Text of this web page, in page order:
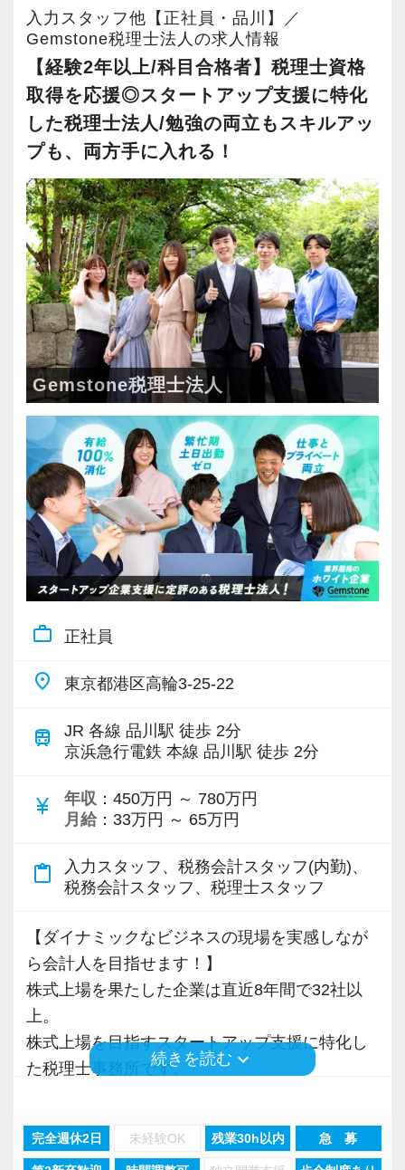
適材適所をモットーに、その人に合った業務を
担当していただき、一人ひとりが大きなやりが
いを持って働き、個人の目標に合わせて成⻑し
てくれることを願っています。
【求職者へのメッセージ】
人を大事に育てるカルチャーが根付いている会
社です。
一人一人のスタッフが、⻑期的な視野で成⻑・
活躍してくれることを期待しています。短期的
なスパンでの採用は考えていません。
じっくり腰を据えて専門性を身につけたいとい
う方からの応募をお待ちしています。
【求める人物像】
・起業家の事業成功を支援するという理念に共
感いただける方
・人が好きで素直に感動できる方
・チームワークを大事にできる方
・几帳面で着実に仕事に取り組んでいただける
方
・相手の立場や意図を汲み、親身に考えながら
コミュニケーションを取れる方
【現役スタッフの声】
大学時代に簿記の資格を取得したのが、この業
界を目指したきっかけです。
ことと、採用面接のときの雰囲気が良かったの
で、この会社を選びました。
早い段階からお客様を任せていただき、「あり
がとう」と言われたときは大きな喜びを感じま
給与計算業務を担当することもあるので、今後
は社労士資格の取得も視野に入れています。
☆ぜひ事務所の雰囲気を御覧ください！☆
さんを輝かせることを大事に、熱意とポテンシ
ャル重視、人物重視の採用を行っています。
【スタートアップ企業の支援に特化した税理士
法人です！】
お客様は上場会社、ベンチャー企業から大学教
授、士業までさまざまですが、共通しているの
は、今まさに急成⻑中の企業が多いというこ
と。
テレビや雑誌等で、取り上げられる企業も少な
くありません。富裕層向け税務実務も経験可
能。
ビジネス共創の現場で、経営者と二人三脚しつ
つ、経営者と同じ目線に立った仕事をすること
ができます。
【ビジネスの世界で「生きる力」のある自律的
なプロフェッショナルを育てます！】
税理士業界に夢や希望を抱いて飛び込んできて
くれた人材を育てるのは、私たちの責務。
一方で、これからの税理士は、単なる税法知識
だけではなく、論理的思考力、コミュニケーシ
ョン能力、主体性、協働性を兼ね備えなければ
なりません。
トしつつ、一人ひとりに責任や裁量権を大きく
仕事・実務、様々な指導を通じて、ビジネスの
世界で「生きる力」のある社会人を育てます。
【ワークライフバランス重視の自由な仕事スタ
会社は成⻑中ですが、スタッフに過度な負荷を
かけるような急成⻑は目指していません。
強く奨励。
プロフェッショナルとしての仕事へのコミッ
ト・責任感を大前提として、同時にワークライ
フバランスも重視し、日々の業務量に配慮して
います。
スタッフ全員に、仕事のやりがいと勉強、プラ
います。
通常の税務会計業務ではない、ダイナミックな
仕事を経験できます！
やる気とスキルに応じて、小さな黒字の会社、
資本金1億円超規模の会社、上場会社の子会社、
上場会社、上場準備会社など段階的に難易度が
【2015年に税理士法人化、あなたの実力を発揮
できる環境です！】
2015年12月に税理士法人化しました。
お客様は上場を目指すスタートアップが中心
で、法人化以来、毎年15%の勢いで成⻑を続け
ています。
Gemstone=「原石」という意味。原石である皆
さんを輝かせることを大事に、熱意とポテンシ
ャル重視、人物重視の採用を行っています。
【スタートアップ企業の支援に特化した税理士
法人です！】
お客様は上場会社、ベンチャー企業から大学教
授、士業までさまざまですが、共通しているの
は、今まさに急成⻑中の企業が多いというこ
テレビや雑誌等で、取り上げられる企業も少な
能。
ビジネス共創の現場で、経営者と二人三脚しつ
つ、経営者と同じ目線に立った仕事をすること
【徹底したペーパーレス・クラウド活用で業務
7〜8割のお客様はすでにペーパーレス化。
おり、新規のお客様は基本的にクラウド、既存
のお客様も約7割がクラウドを利用しています。
クラウド会計ソフトfreeeの5つ星認定アドバイ
ザーでもあり、スタッフにはアドバイザー資格
「会計freee エキスパート」「会計freee 上級エ
キスパート」の取得を推奨（受験費用は事務所
ト」を取得しています。
入力スタッフ他【正社員・品川】／
Gemstone税理士法人の求人情報
【経験2年以上/科目合格者】税理士資格
取得を応援◎スタートアップ支援に特化
した税理士法人/勉強の両立もスキルアッ
プも、両方手に入れる！
Gemstone税理士法人
work_outline 正社員
place 東京都港区高輪3-25-22
train
JR 各線 品川駅 徒歩 2分
京浜急行電鉄 本線 品川駅 徒歩 2分
currency_yen 年収 ：450万円 ～ 780万円
月給 ：33万円 ～ 65万円
content_paste
入力スタッフ、税務会計スタッフ(内勤)、
税務会計スタッフ、税理士スタッフ
【ダイナミックなビジネスの現場を実感しなが
ら会計人を目指せます！】
株式上場を果たした企業は直近8年間で32社以
上。
株式上場を目指すスタートアップ支援に特化し
た税理士事務所です。
「スタートアップ支援No1はGemstone税理士法
続きを読む keyboard_arrow_down
完全週休2日 未経験OK 残業30h以内 急 募